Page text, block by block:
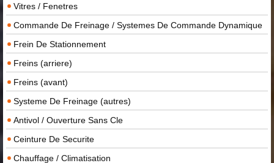
Vitres / Fenetres
Commande De Freinage / Systemes De Commande Dynamique
Frein De Stationnement
Freins (arriere)
Freins (avant)
Systeme De Freinage (autres)
Antivol / Ouverture Sans Cle
Ceinture De Securite
Chauffage / Climatisation